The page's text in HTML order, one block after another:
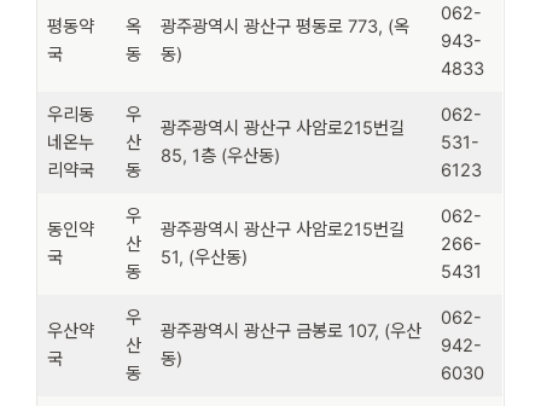
평동약
국
옥
동
광주광역시 광산구 평동로 773, (옥
동)
062-
943-
4833
우리동
네온누
리약국
우
산
동
광주광역시 광산구 사암로215번길
85, 1층 (우산동)
062-
531-
6123
동인약
국
우
산
동
광주광역시 광산구 사암로215번길
51, (우산동)
062-
266-
5431
우산약
국
우
산
동
광주광역시 광산구 금봉로 107, (우산
동)
062-
942-
6030